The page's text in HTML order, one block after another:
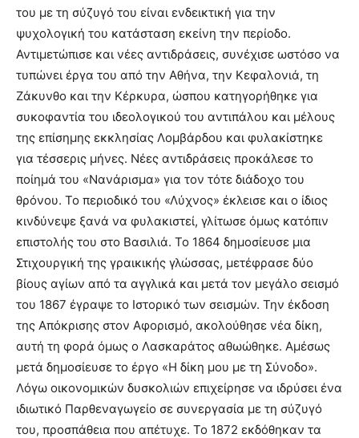
του με τη σύζυγό του είναι ενδεικτική για την
ψυχολογική του κατάσταση εκείνη την περίοδο.
Αντιμετώπισε και νέες αντιδράσεις, συνέχισε ωστόσο να
τυπώνει έργα του από την Αθήνα, την Κεφαλονιά, τη
Ζάκυνθο και την Κέρκυρα, ώσπου κατηγορήθηκε για
συκοφαντία του ιδεολογικού του αντιπάλου και μέλους
της επίσημης εκκλησίας Λομβάρδου και φυλακίστηκε
για τέσσερις μήνες. Νέες αντιδράσεις προκάλεσε το
ποίημά του «Νανάρισμα» για τον τότε διάδοχο του
θρόνου. Το περιοδικό του «Λύχνος» έκλεισε και ο ίδιος
κινδύνεψε ξανά να φυλακιστεί, γλίτωσε όμως κατόπιν
επιστολής του στο Βασιλιά. Το 1864 δημοσίευσε μια
Στιχουργική της γραικικής γλώσσας, μετέφρασε δύο
βίους αγίων από τα αγγλικά και μετά τον μεγάλο σεισμό
του 1867 έγραψε το Ιστορικό των σεισμών. Την έκδοση
της Απόκρισης στον Αφορισμό, ακολούθησε νέα δίκη,
αυτή τη φορά όμως ο Λασκαράτος αθωώθηκε. Αμέσως
μετά δημοσίευσε το έργο «Η δίκη μου με τη Σύνοδο».
Λόγω οικονομικών δυσκολιών επιχείρησε να ιδρύσει ένα
ιδιωτικό Παρθεναγωγείο σε συνεργασία με τη σύζυγό
του, προσπάθεια που απέτυχε. Το 1872 εκδόθηκαν τα